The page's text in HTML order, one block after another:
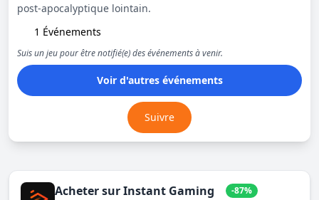
post-apocalyptique lointain.
1 Événements
Suis un jeu pour être notifié(e) des événements à venir.
Voir d'autres événements
Suivre
Acheter sur Instant Gaming -87%